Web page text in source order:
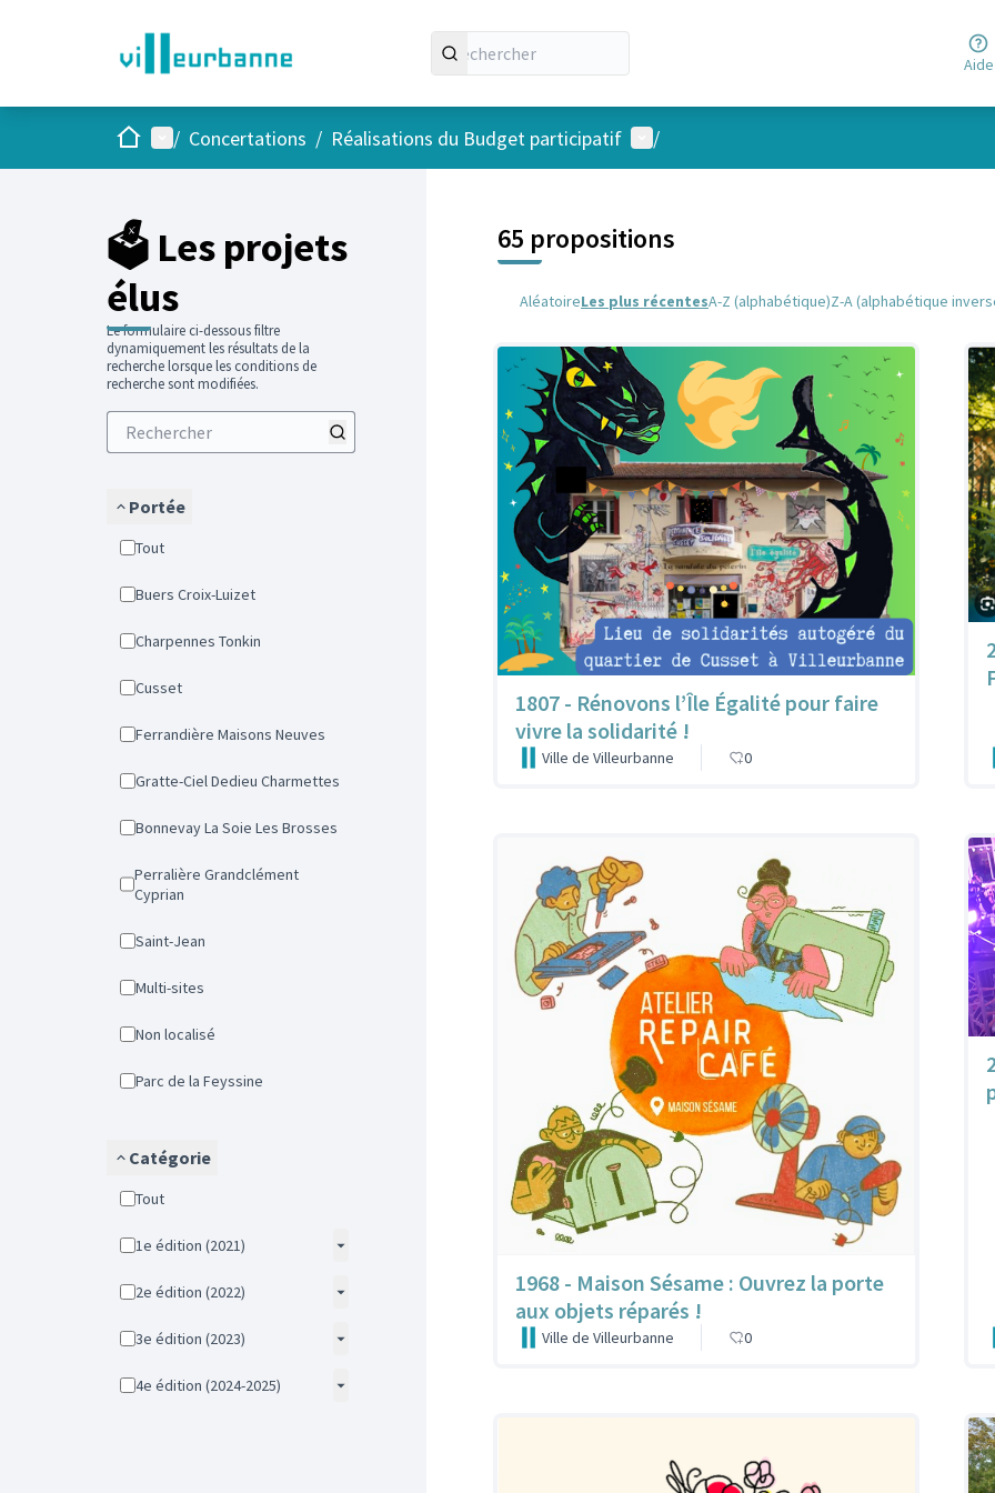
Aide
AccueilMenu principal
/ Concertations / Réalisations du Budget participatif Menu utilisateur
/
🗳️ Les projets
élus
Le formulaire ci-dessous filtre
dynamiquement les résultats de la
recherche lorsque les conditions de
recherche sont modifiées.
Portée
Tout
Buers Croix-Luizet
Charpennes Tonkin
Cusset
Ferrandière Maisons Neuves
Gratte-Ciel Dedieu Charmettes
Bonnevay La Soie Les Brosses
Perralière Grandclément
Cyprian
Saint-Jean
Multi-sites
Non localisé
Parc de la Feyssine
Catégorie
Tout
1e édition (2021)
2e édition (2022)
3e édition (2023)
4e édition (2024-2025)
65 propositions
AléatoireLes plus récentesA-Z (alphabétique)Z-A (alphabétique
1807 - Rénovons l’Île Égalité pour faire
vivre la solidarité !
Ville de Villeurbanne 0
1968 - Maison Sésame : Ouvrez la porte
aux objets réparés !
Ville de Villeurbanne 0